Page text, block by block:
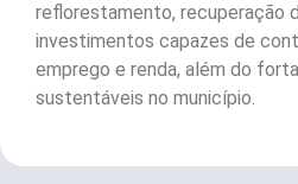
reflorestamento, recuperação
investimentos capazes de
emprego e renda, além do
sustentáveis no município.